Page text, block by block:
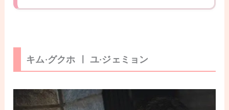
キム·グクホ ㅣ ユ·ジェミョン